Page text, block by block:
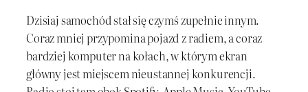
Dzisiaj samochód stał się czymś zupełnie innym.
Coraz mniej przypomina pojazd z radiem, a coraz
bardziej komputer na kołach, w którym ekran
główny jest miejscem nieustannej konkurencji.